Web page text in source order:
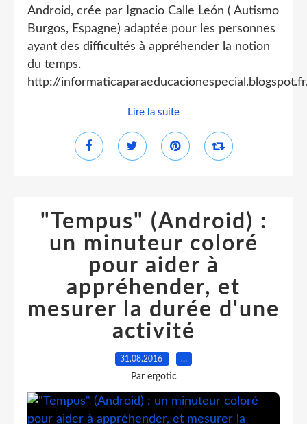
Android, crée par Ignacio Calle León ( Autismo
Burgos, Espagne) adaptée pour les personnes
ayant des difficultés à appréhender la notion
du temps.
http://
Lire la suite
"Tempus" (Android) :
un minuteur coloré
pour aider à
appréhender, et
mesurer la durée d'une
activité
31.08.2016 …
Par ergotic